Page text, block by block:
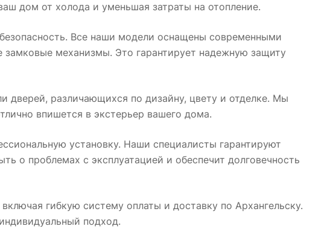
дом от холода и уменьшая затраты на отопление.
Все наши модели оснащены современными
механизмы. Это гарантирует надежную защиту
различающихся по дизайну, цвету и отделке. Мы
впишется в экстерьер вашего дома.
установку. Наши специалисты гарантируют
о проблемах с эксплуатацией и обеспечит долговечность
гибкую систему оплаты и доставку по Архангельску.
подход.